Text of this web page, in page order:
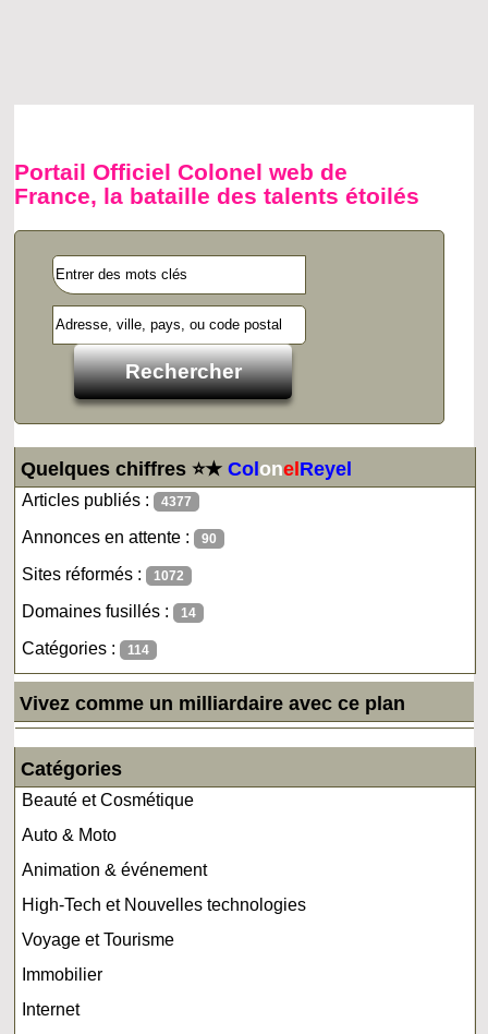
Portail Officiel Colonel web de
France, la bataille des talents étoilés
Quelques chiffres ⭐★ColonelReyel
Articles publiés : 4377
Annonces en attente : 90
Sites réformés : 1072
Domaines fusillés : 14
Catégories : 114
Vivez comme un milliardaire avec ce plan
Catégories
Beauté et Cosmétique
Auto & Moto
Animation & événement
High-Tech et Nouvelles technologies
Voyage et Tourisme
Immobilier
Internet